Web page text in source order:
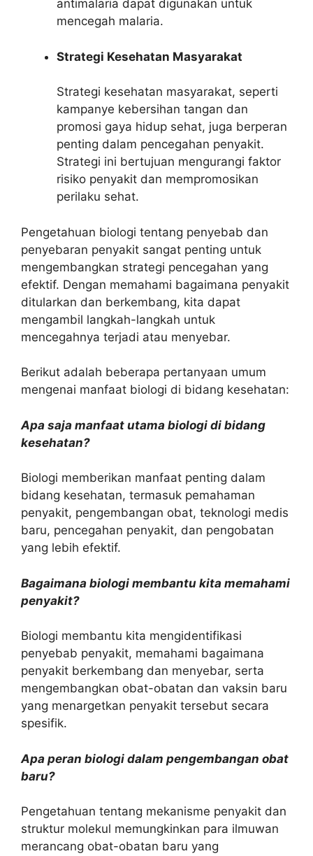
antimalaria dapat digunakan untuk
mencegah malaria.
Strategi Kesehatan Masyarakat
Strategi kesehatan masyarakat, seperti
kampanye kebersihan tangan dan
promosi gaya hidup sehat, juga berperan
penting dalam pencegahan penyakit.
Strategi ini bertujuan mengurangi faktor
risiko penyakit dan mempromosikan
perilaku sehat.
Pengetahuan biologi tentang penyebab dan
penyebaran penyakit sangat penting untuk
mengembangkan strategi pencegahan yang
efektif. Dengan memahami bagaimana penyakit
ditularkan dan berkembang, kita dapat
mengambil langkah-langkah untuk
mencegahnya terjadi atau menyebar.
Berikut adalah beberapa pertanyaan umum
mengenai manfaat biologi di bidang kesehatan:
Apa saja manfaat utama biologi di bidang
kesehatan?
Biologi memberikan manfaat penting dalam
bidang kesehatan, termasuk pemahaman
penyakit, pengembangan obat, teknologi medis
baru, pencegahan penyakit, dan pengobatan
yang lebih efektif.
Bagaimana biologi membantu kita memahami
penyakit?
Biologi membantu kita mengidentifikasi
penyebab penyakit, memahami bagaimana
penyakit berkembang dan menyebar, serta
mengembangkan obat-obatan dan vaksin baru
yang menargetkan penyakit tersebut secara
spesifik.
Apa peran biologi dalam pengembangan obat
baru?
Pengetahuan tentang mekanisme penyakit dan
struktur molekul memungkinkan para ilmuwan
merancang obat-obatan baru yang